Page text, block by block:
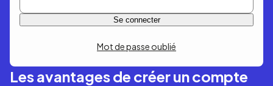
Mot de passe oublié
Les avantages de créer un compte